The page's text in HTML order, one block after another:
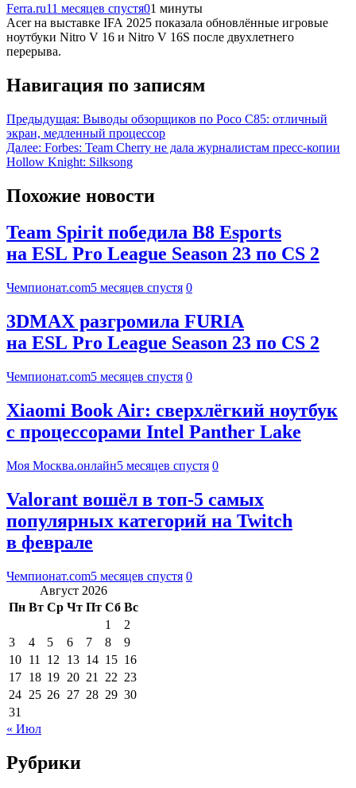
Ferra.ru11 месяцев спустя01 минуты
Acer на выставке IFA 2025 показала обновлённые игровые
ноутбуки Nitro V 16 и Nitro V 16S после двухлетнего
перерыва.
Навигация по записям
Предыдущая: Выводы обзорщиков по Poco C85: отличный
экран, медленный процессор
Далее: Forbes: Team Cherry не дала журналистам пресс-копии
Hollow Knight: Silksong
Похожие новости
Team Spirit победила B8 Esports
на ESL Pro League Season 23 по CS 2
Чемпионат.com5 месяцев спустя 0
3DMAX разгромила FURIA
на ESL Pro League Season 23 по CS 2
Чемпионат.com5 месяцев спустя 0
Xiaomi Book Air: сверхлёгкий ноутбук
с процессорами Intel Panther Lake
Моя Москва.онлайн5 месяцев спустя 0
Valorant вошёл в топ-5 самых
популярных категорий на Twitch
в феврале
Чемпионат.com5 месяцев спустя 0
Август 2026
Пн Вт Ср Чт Пт Сб Вс
1
2
3
4 5 6 7 8
9
10 11 12 13 14 15 16
17 18 19 20 21 22 23
24 25 26 27 28 29 30
31
« Июл
Рубрики